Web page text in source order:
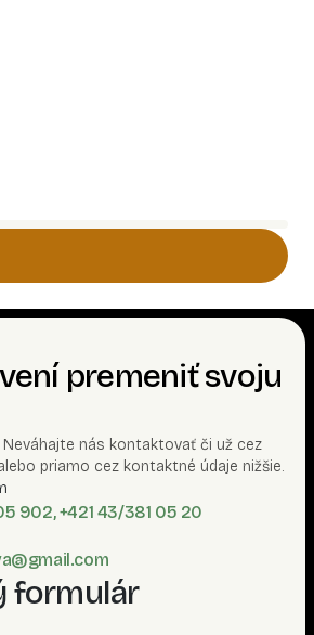
smrekového
m (4-stranný
cm
9 x 4,5 cm
x 9 cm
stĺpov) / 3 m (výška
náteru:biela
premeniť svoju
nás kontaktovať či už cez
priamo cez kontaktné údaje nižšie.
902, +421 43/381 05 20
formulár